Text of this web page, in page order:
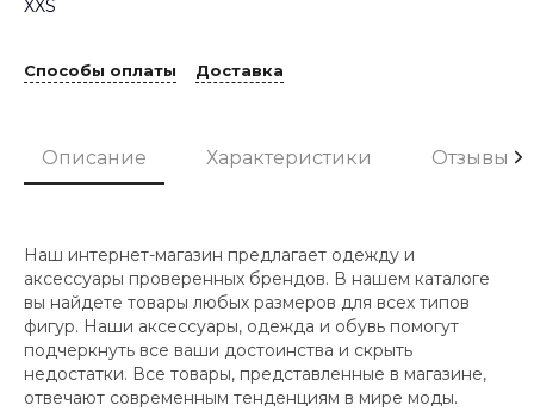
XXS
Способы оплаты Доставка
Описание Характеристики Отзывы
Наш интернет-магазин предлагает одежду и
аксессуары проверенных брендов. В нашем каталоге
вы найдете товары любых размеров для всех типов
фигур. Наши аксессуары, одежда и обувь помогут
подчеркнуть все ваши достоинства и скрыть
недостатки. Все товары, представленные в магазине,
отвечают современным тенденциям в мире моды.